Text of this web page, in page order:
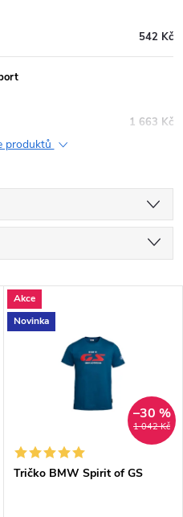
542 Kč
1 663 Kč
produktů
Akce
Novinka
1 042 Kč
–30 %
Tričko BMW Spirit of GS